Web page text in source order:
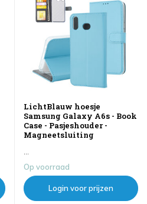
LichtBlauw hoesje
Samsung Galaxy A6s - Book
Case - Pasjeshouder -
Magneetsluiting
...
Op voorraad
Login voor prijzen